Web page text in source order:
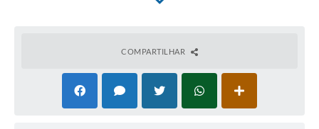
ESPECIFICAÇÕES TÉCNICAS, CARACTERÍSTICAS E
O recebimento das Propostas acontecerá até o dia
até às08h45m(Horário de Brasília) e
o Início da Sessão deDISPUTA DE LANCESocorrerá a
09h00m do dia
25 de setembro de 2.025
(Horário de Brasília), no endereço
Portal de Compras do
Municipio de Parisi-
COMPARTILHAR